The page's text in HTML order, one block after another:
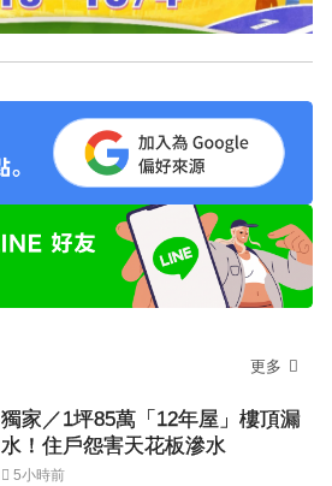
更多
獨家／1坪85萬「12年屋」樓頂漏
水！住戶怨害天花板滲水
5小時前